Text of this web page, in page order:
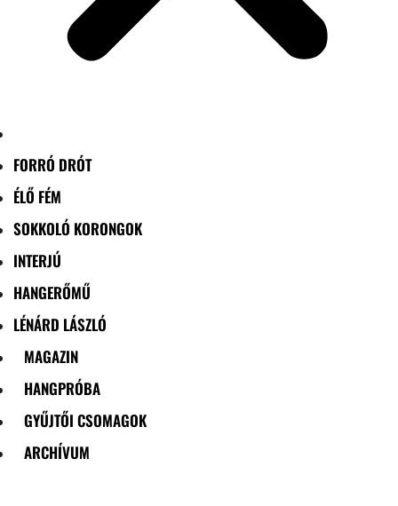
FORRÓ DRÓT
ÉLŐ FÉM
SOKKOLÓ KORONGOK
INTERJÚ
HANGERŐMŰ
LÉNÁRD LÁSZLÓ
MAGAZIN
HANGPRÓBA
GYŰJTŐI CSOMAGOK
ARCHÍVUM